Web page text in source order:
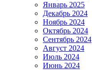
Январь 2025
Декабрь 2024
Ноябрь 2024
Октябрь 2024
Сентябрь 2024
Август 2024
Июль 2024
Июнь 2024